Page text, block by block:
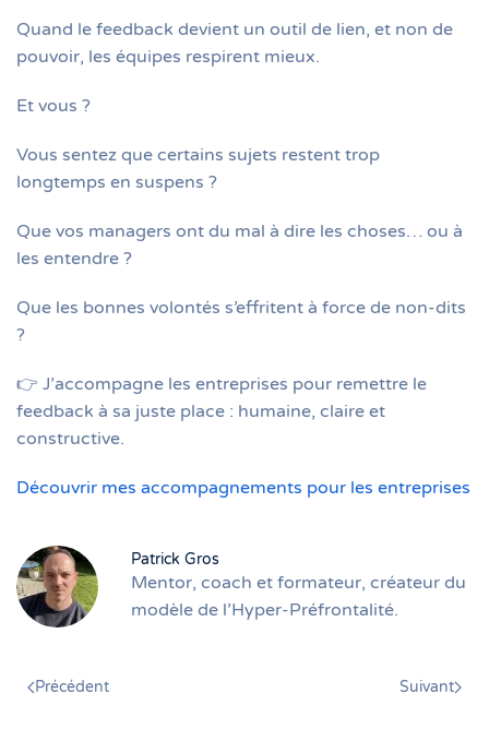
Quand le feedback devient un outil de lien, et non de
pouvoir, les équipes respirent mieux.
Et vous ?
Vous sentez que certains sujets restent trop
longtemps en suspens ?
Que vos managers ont du mal à dire les choses… ou à
les entendre ?
Que les bonnes volontés s’effritent à force de non-dits
?
👉 J’accompagne les entreprises pour remettre le
feedback à sa juste place : humaine, claire et
constructive.
Découvrir mes accompagnements pour les entreprises
Patrick Gros
Mentor, coach et formateur, créateur du
modèle de l’Hyper-Préfrontalité.
Précédent Suivant